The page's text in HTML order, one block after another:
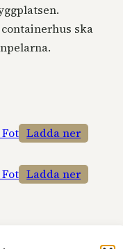
ska
Ladda ner
Ladda ner